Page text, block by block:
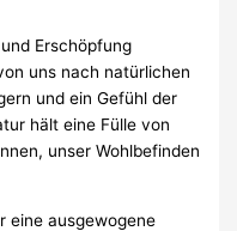
Erschöpfung
uns nach natürlichen
und ein Gefühl der
hält eine Fülle von
unser Wohlbefinden
eine ausgewogene